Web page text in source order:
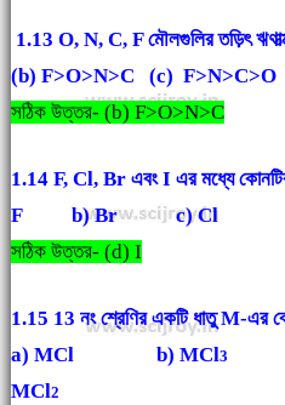
1.13 O, N, C, F মৌলগুলির তড়িৎ
(b) F>O>N>C (c)
সঠিক উত্তর- (b) F>O>N>C
1.14 F, Cl, Br এবং I এর মধ্যে
F b) Br c) Cl
সঠিক উত্তর- (d) I
1.15 13 নং শ্রেণির একটি ধাতু M-
a) MCl b) MCl3
MCl2